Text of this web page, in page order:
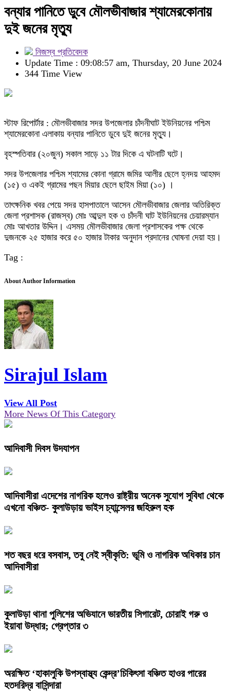
বন্যার পানিতে ডুবে মৌলভীবাজার শ্যামেরকোনায়
দুই জনের মৃত্যু
নিজস্ব প্রতিবেদক
Update Time : 09:08:57 am, Thursday, 20 June 2024
344 Time View
স্টাফ রিপোর্টার : মৌলভীবাজার সদর উপজেলার চাঁদনীঘাট ইউনিয়নের পশ্চিম
শ্যামেরকোনা এলাকায় বন্যার পানিতে ডুবে দুই জনের মৃত্যু।
বৃহস্পতিবার (২০জুন) সকাল সাড়ে ১১ টার দিকে এ ঘটনাটি ঘটে।
সদর উপজেলার পশ্চিম শ্যামের কোনা গ্রামে জমির আলীর ছেলে হ্নদয় আহমদ
(১৫) ও একই গ্রামের পছন মিয়ার ছেলে ছাইম মিয়া (১০) ।
তাৎক্ষনিক খবর পেয়ে সদর হাসপাতালে আসেন মৌলভীবাজার জেলার অতিরিক্ত
জেলা প্রশাসক (রাজস্ব) মোঃ আব্দুল হক ও চাঁদনী ঘাট ইউনিয়নের চেয়ারম্যান
মোঃ আখতার উদ্দিন। এসময় মৌলভীবাজার জেলা প্রশাসকের পক্ষ থেকে
দুজনকে ২৫ হাজার করে ৫০ হাজার টাকার অনুদান প্রদানের ঘোষনা দেয়া হয়।
Tag :
About Author Information
Sirajul Islam
View All Post
More News Of This Category
আদিবাসী দিবস উদযাপন
আদিবাসীরা এদেশের নাগরিক হলেও রাষ্ট্রীয় অনেক সুযোগ সুবিধা থেকে
এখনো বঞ্চিত- কুলাউড়ায় ভাইস চ্যান্সেলর জহিরুল হক
শত বছর ধরে বসবাস, তবু নেই স্বীকৃতি: ভূমি ও নাগরিক অধিকার চান
আদিবাসীরা
কুলাউড়া থানা পুলিশের অভিযানে ভারতীয় সিগারেট, চোরাই গরু ও
ইয়াবা উদ্ধার; গ্রেপ্তার ৩
অরক্ষিত ‘হাকালুকি উপস্বাস্থ্য কেন্দ্র’চিকিৎসা বঞ্চিত হাওর পারের
হতদরিদ্র বাসিন্দারা